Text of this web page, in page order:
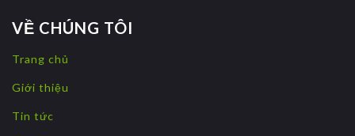
VỀ CHÚNG TÔI
Trang chủ
Giới thiệu
Tin tức